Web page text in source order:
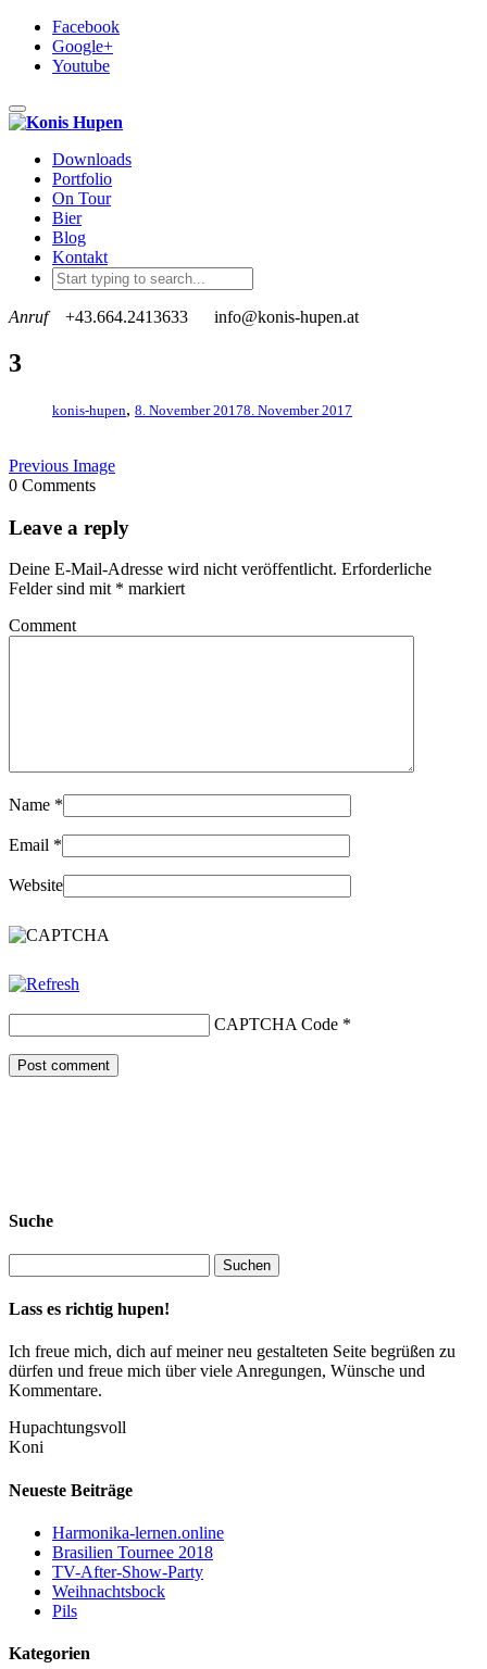
Facebook
Google+
Youtube
Toggle navigation
Downloads
Portfolio
On Tour
Bier
Blog
Kontakt
Anruf +43.664.2413633 info@konis-hupen.at
3
konis-hupen, 8. November 20178. November 2017
Previous Image
0 Comments
Leave a reply
Deine E-Mail-Adresse wird nicht veröffentlicht. Erforderliche
Felder sind mit * markiert
Comment
Name *
Email *
Website
CAPTCHA Code *
Suche
Lass es richtig hupen!
Ich freue mich, dich auf meiner neu gestalteten Seite begrüßen zu
dürfen und freue mich über viele Anregungen, Wünsche und
Kommentare.
Hupachtungsvoll
Koni
Neueste Beiträge
Harmonika-lernen.online
Brasilien Tournee 2018
TV-After-Show-Party
Weihnachtsbock
Pils
Kategorien